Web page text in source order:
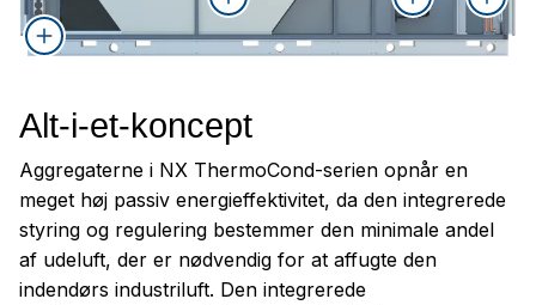
sommerforhold
Alt-i-et-koncept
Aggregaterne i NX ThermoCond-serien opnår en
meget høj passiv energieffektivitet, da den integrerede
styring og regulering bestemmer den minimale andel
af udeluft, der er nødvendig for at affugte den
indendørs industriluft. Den integrerede